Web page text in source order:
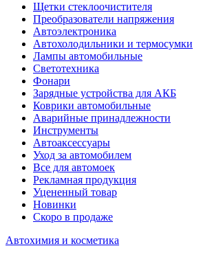
Щетки стеклоочистителя
Преобразователи напряжения
Автоэлектроника
Автохолодильники и термосумки
Лампы автомобильные
Светотехника
Фонари
Зарядные устройства для АКБ
Коврики автомобильные
Аварийные принадлежности
Инструменты
Автоаксессуары
Уход за автомобилем
Все для автомоек
Рекламная продукция
Уцененный товар
Новинки
Скоро в продаже
Автохимия и косметика